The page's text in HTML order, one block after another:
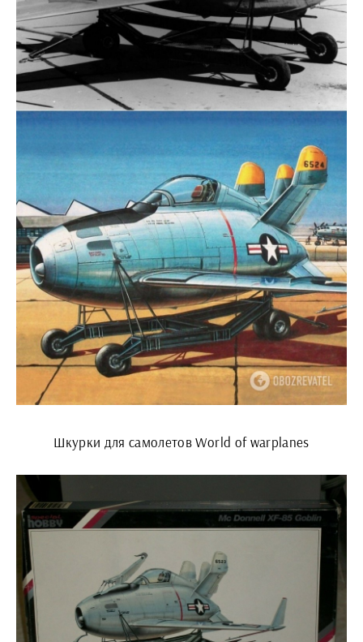
Шкурки для самолетов World of warplanes